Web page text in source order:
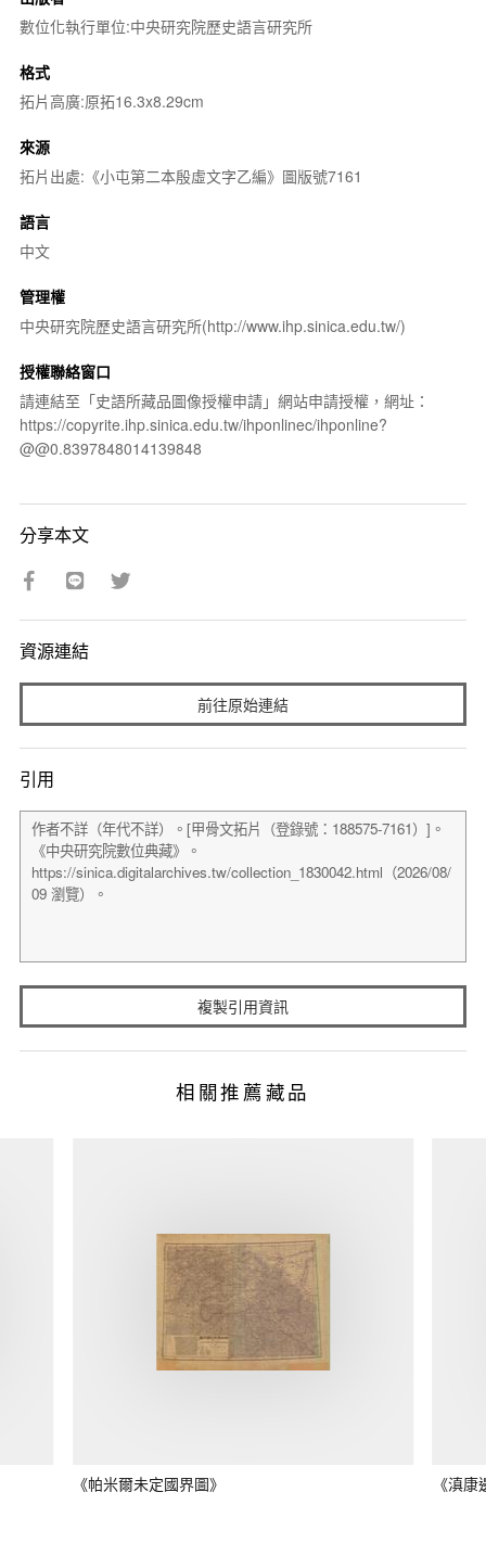
數位化執行單位:中央研究院歷史語言研究所
格式
拓片高廣:原拓16.3x8.29cm
來源
拓片出處:《小屯第二本殷虛文字乙編》圖版號7161
語言
中文
管理權
中央研究院歷史語言研究所(http://www.ihp.sinica.edu.tw/)
授權聯絡窗口
請連結至「史語所藏品圖像授權申請」網站申請授權，網址：
https://copyrite.ihp.sinica.edu.tw/ihponlinec/ihponline?
@@0.8397848014139848
分享本文
資源連結
前往原始連結
引用
複製引用資訊
相關推薦藏品
《帕米爾未定國界圖》 《滇